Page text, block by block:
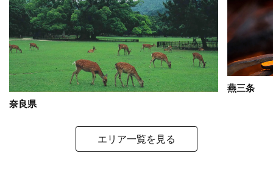
奈良県
燕三条
エリア一覧を見る